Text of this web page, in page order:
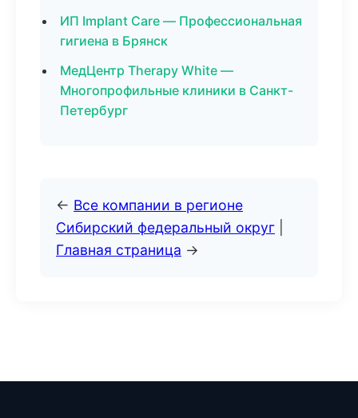
ИП Implant Care — Профессиональная
гигиена в Брянск
МедЦентр Therapy White —
Многопрофильные клиники в Санкт-
Петербург
← Все компании в регионе
Сибирский федеральный округ
Главная страница →